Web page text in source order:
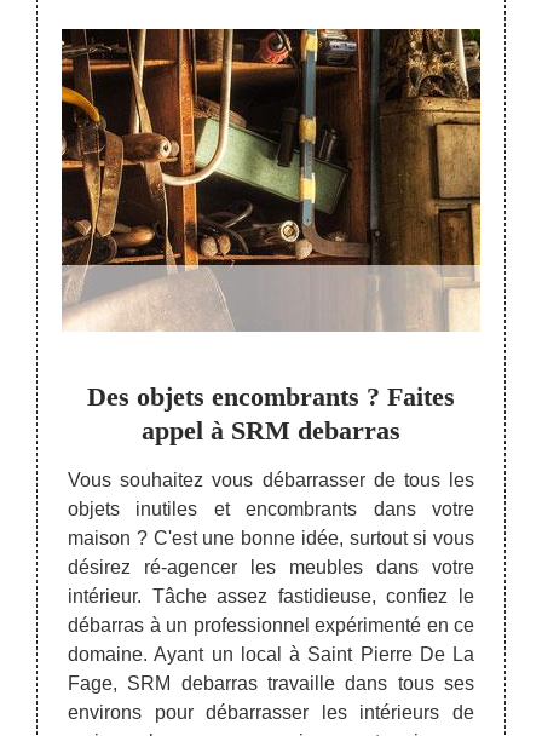
les
Des objets encombrants ? Faites
appel à SRM debarras
Vous souhaitez vous débarrasser de tous les
objets inutiles et encombrants dans votre
maison ? C'est une bonne idée, surtout si vous
désirez ré-agencer les meubles dans votre
intérieur. Tâche assez fastidieuse, confiez le
débarras à un professionnel expérimenté en ce
domaine. Ayant un local à Saint Pierre De La
Fage, SRM debarras travaille dans tous ses
environs pour débarrasser les intérieurs de
dans
plus